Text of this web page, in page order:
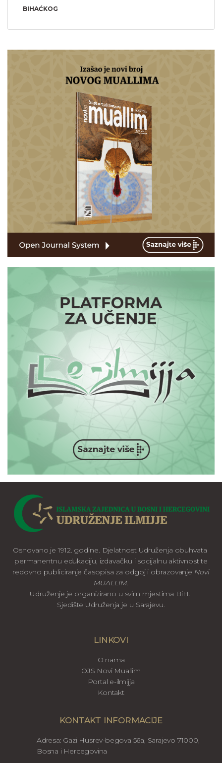
BIHAĆKOG
Osnovano je 1912. godine. Djelatnost Udruženja obuhvata
permanentnu edukaciju, izdavačku i socijalnu aktivnost te
redovno publiciranje časopisa za odgoj i obrazovanje Novi
MUALLIM.
Udruženje je organizirano u svim mjestima BiH.
Sjedište Udruženja je u Sarajevu.
LINKOVI
O nama
OJS Novi Muallim
Portal e-ilmijja
Kontakt
KONTAKT INFORMACIJE
Adresa: Gazi Husrev-begova 56a, Sarajevo 71000,
Bosna i Hercegovina